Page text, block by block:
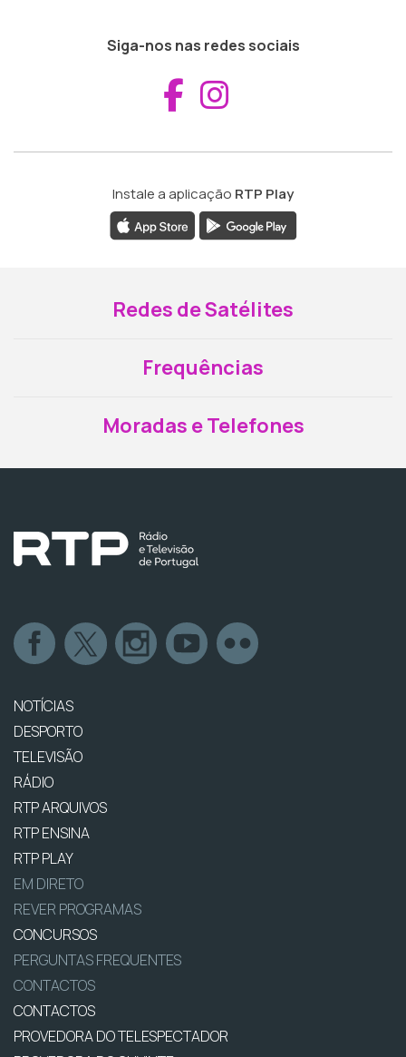
Siga-nos nas redes sociais
Aceder ao
Instale a aplicação RTP Play
Redes de Satélites
Frequências
Moradas e Telefones
NOTÍCIAS
DESPORTO
TELEVISÃO
RÁDIO
RTP ARQUIVOS
RTP ENSINA
RTP PLAY
EM DIRETO
REVER PROGRAMAS
CONCURSOS
PERGUNTAS FREQUENTES
CONTACTOS
CONTACTOS
PROVEDORA DO TELESPECTADOR